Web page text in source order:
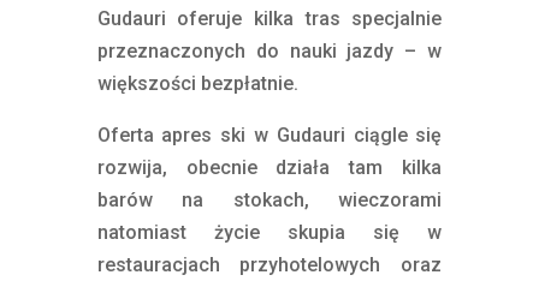
Gudauri oferuje kilka tras specjalnie
przeznaczonych do nauki jazdy – w
większości bezpłatnie.
Oferta apres ski w Gudauri ciągle się
rozwija, obecnie działa tam kilka
barów na stokach, wieczorami
natomiast życie skupia się w
restauracjach przyhotelowych oraz